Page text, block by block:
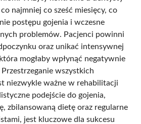
najmniej co sześć miesięcy, co
postępu gojenia i wczesne
problemów. Pacjenci powinni
oraz unikać intensywnej
mogłaby wpłynąć negatywnie
wszystkich
niezwykle ważne w rehabilitacji
podejście do gojenia,
zbilansowaną dietę oraz regularne
jest kluczowe dla sukcesu